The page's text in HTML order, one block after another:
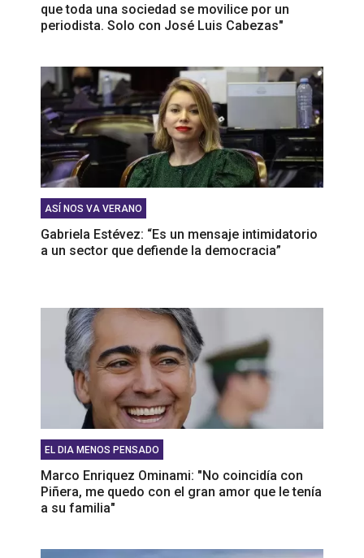
que toda una sociedad se movilice por un
periodista. Solo con José Luis Cabezas"
ASÍ NOS VA VERANO
Gabriela Estévez: “Es un mensaje intimidatorio
a un sector que defiende la democracia”
EL DIA MENOS PENSADO
Marco Enriquez Ominami: "No coincidía con
Piñera, me quedo con el gran amor que le tenía
a su familia"